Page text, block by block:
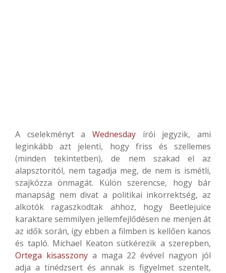
A cselekményt a Wednesday írói jegyzik, ami
leginkább azt jelenti, hogy friss és szellemes
(minden tekintetben), de nem szakad el az
alapsztoritól, nem tagadja meg, de nem is ismétli,
szajkózza önmagát. Külön szerencse, hogy bár
manapság nem divat a politikai inkorrektség, az
alkotók ragaszkodtak ahhoz, hogy Beetlejuice
karaktare semmilyen jellemfejlődésen ne menjen át
az idők során, így ebben a filmben is kellően kanos
és tapló. Michael Keaton sütkérezik a szerepben,
Ortega kisasszonya maga 22 évével nagyon jól
adja a tinédzsert és annak is figyelmet szentelt,